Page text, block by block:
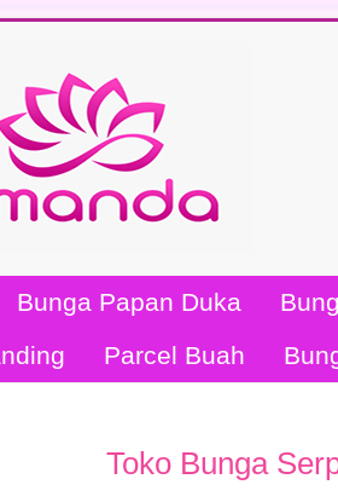
Bunga Papan Duka
Parcel Buah
Toko Bunga